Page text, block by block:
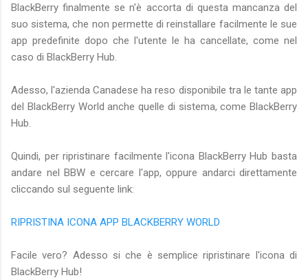
BlackBerry finalmente se n'è accorta di questa mancanza del
suo sistema, che non permette di reinstallare facilmente le sue
app predefinite dopo che l'utente le ha cancellate, come nel
caso di BlackBerry Hub.
Adesso, l'azienda Canadese ha reso disponibile tra le tante app
del BlackBerry World anche quelle di sistema, come BlackBerry
Hub.
Quindi, per ripristinare facilmente l'icona BlackBerry Hub basta
andare nel BBW e cercare l'app, oppure andarci direttamente
cliccando sul seguente link:
RIPRISTINA ICONA APP BLACKBERRY WORLD
Facile vero? Adesso si che è semplice ripristinare l'icona di
BlackBerry Hub!